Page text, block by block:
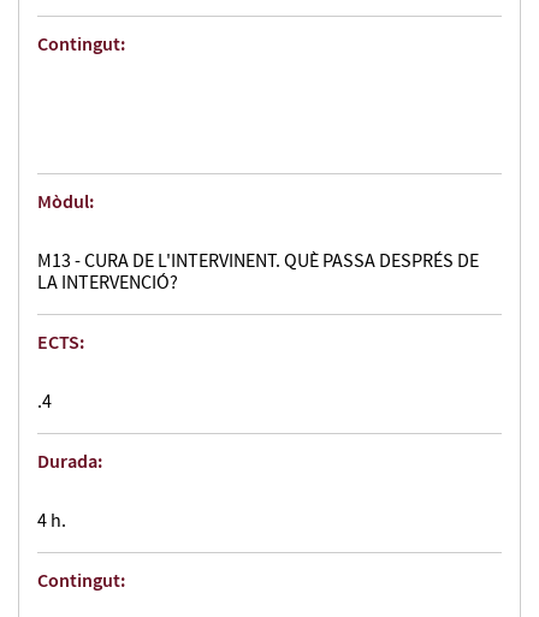
Contingut:
Mòdul:
M13 - CURA DE L'INTERVINENT. QUÈ PASSA DESPRÉS DE
LA INTERVENCIÓ?
ECTS:
.4
Durada:
4 h.
Contingut: